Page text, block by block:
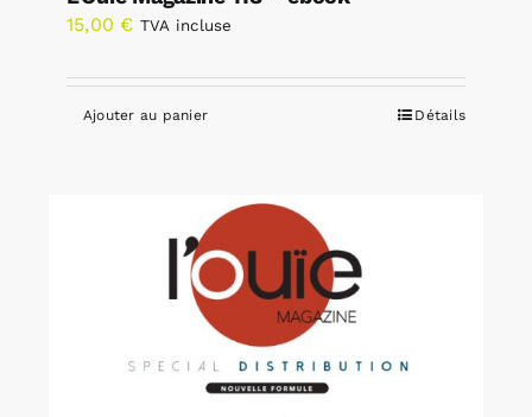
15,00 € TVA incluse
Ajouter au panier Détails